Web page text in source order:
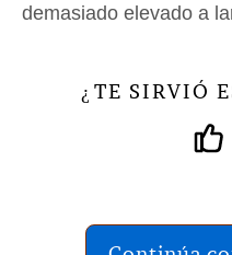
demasiado elevado a
¿ TE SIRVIÓ